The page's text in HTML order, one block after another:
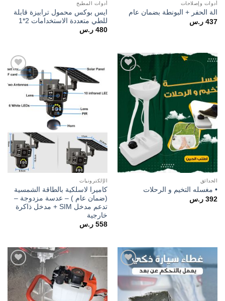
أدوات وإصلاحات
الة الحفر + البونطة بضمان عام
437 ر.س
أدوات المطبخ
ايس بوكس محمول ترابيزة قابلة
للطي متعددة الاستخدامات 2*1
480 ر.س
Add to
wishlist
الحدائق
• مغسله التخيم و الرحلات
392 ر.س
Add to
wishlist
الإلكترونيات
كاميرا لاسلكية بالطاقة الشمسية
(ضمان عام ) – عدسة مزدوجة –
تدعم مدخل SIM + مدخل ذاكرة
خارجية
558 ر.س
Add to
Add to
wishlist